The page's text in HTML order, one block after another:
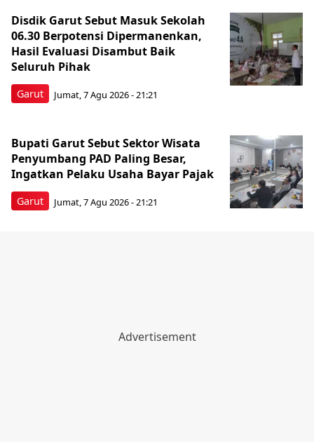
Garut
Disdik Garut Sebut Masuk Sekolah
06.30 Berpotensi Dipermanenkan,
Hasil Evaluasi Disambut Baik
Seluruh Pihak
Jumat, 7 Agu 2026 - 21:21
Garut
Bupati Garut Sebut Sektor Wisata
Penyumbang PAD Paling Besar,
Ingatkan Pelaku Usaha Bayar Pajak
Jumat, 7 Agu 2026 - 21:21